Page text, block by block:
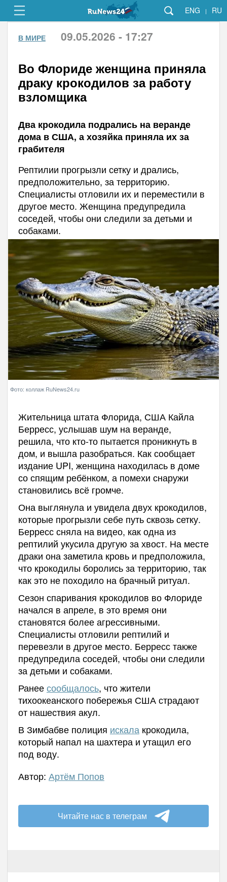
ENG | RU
В МИРЕ 09.05.2026 - 17:27
Во Флориде женщина приняла
драку крокодилов за работу
взломщика
Два крокодила подрались на веранде
дома в США, а хозяйка приняла их за
грабителя
Рептилии прогрызли сетку и дрались,
предположительно, за территорию.
Специалисты отловили их и переместили в
другое место. Женщина предупредила
соседей, чтобы они следили за детьми и
собаками.
Фото: коллаж RuNews24.ru
Жительница штата Флорида, США Кайла
Берресс, услышав шум на веранде,
решила, что кто-то пытается проникнуть в
дом, и вышла разобраться. Как сообщает
издание UPI, женщина находилась в доме
со спящим ребёнком, а помехи снаружи
становились всё громче.
Она выглянула и увидела двух крокодилов,
которые прогрызли себе путь сквозь сетку.
Берресс сняла на видео, как одна из
рептилий укусила другую за хвост. На месте
драки она заметила кровь и предположила,
что крокодилы боролись за территорию, так
как это не походило на брачный ритуал.
Сезон спаривания крокодилов во Флориде
начался в апреле, в это время они
становятся более агрессивными.
Специалисты отловили рептилий и
перевезли в другое место. Берресс также
предупредила соседей, чтобы они следили
за детьми и собаками.
Ранеесообщалось, что жители
тихоокеанского побережья США страдают
от нашествия акул.
В Зимбабве полиция искала крокодила,
который напал на шахтера и утащил его
под воду.
Автор: Артём Попов
Читайте нас в телеграм